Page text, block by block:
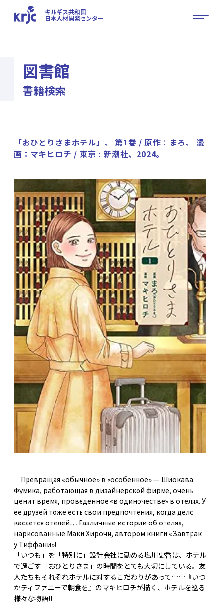
キルギス共和国
日本人材開発センター
図書館
書籍検索
「おひとりさまホテル」、 第1巻 / 原作：まろ、 漫
画：マキヒロチ / 東京 : 新潮社、2024。
Превращая «обычное» в «особенное» — Шиокава
Фумика, работающая в дизайнерской фирме, очень
ценит время, проведенное «в одиночестве» в отелях. У
ее друзей тоже есть свои предпочтения, когда дело
касается отелей… Различные истории об отелях,
нарисованные Маки Хирочи, автором книги «Завтрак
у Тиффани»!
「いつも」を「特別に」――設計会社に勤める塩川史香は、ホテル
で過ごす「おひとりさま」の時間をとても大切にしている。友
人たちもそれぞれホテルに対するこだわりがあって……『いつ
かティファニーで朝食を』のマキヒロチが描く、ホテルを巡る
様々な物語!!